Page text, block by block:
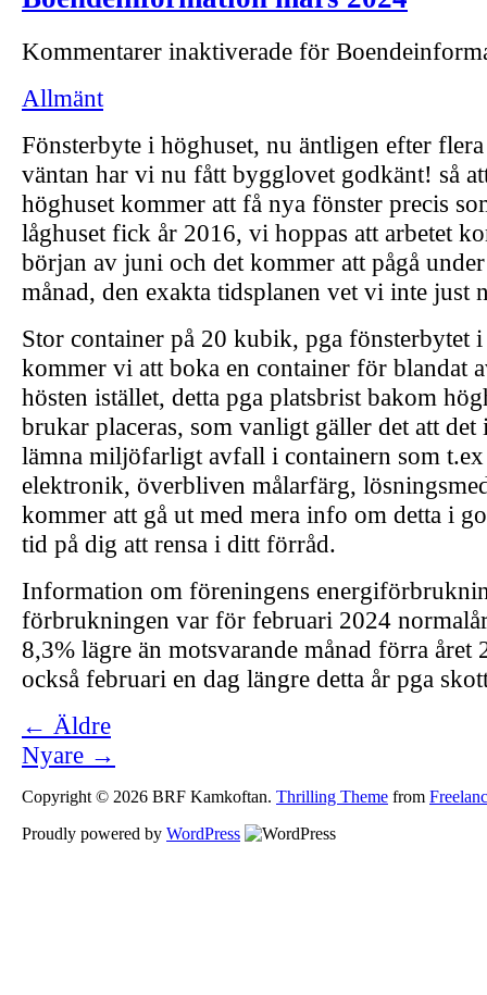
Kommentarer inaktiverade för
Allmänt
Fönsterbyte i höghuset, nu äntligen efter flera
väntan har vi nu fått bygglovet godkänt! så
höghuset kommer att få nya fönster precis
låghuset fick år 2016, vi hoppas att arbetet
början av juni och det kommer att pågå
månad, den exakta tidsplanen vet vi inte just
Stor container på 20 kubik, pga fönsterbytet i
kommer vi att boka en container för blandat
hösten istället, detta pga platsbrist bakom
brukar placeras, som vanligt gäller det att det
lämna miljöfarligt avfall i containern som
elektronik, överbliven målarfärg,
kommer att gå ut med mera info om detta i
tid på dig att rensa i ditt förråd.
Information om föreningens
förbrukningen var för februari 2024
8,3% lägre än motsvarande månad förra året
också februari en dag längre detta år pga
← Äldre
Nyare →
Copyright © 2026 BRF Kamkoftan. Thrilling Theme from
Proudly powered by WordPress